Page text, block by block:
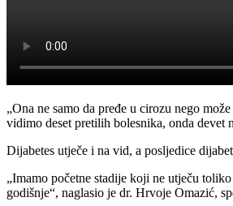
„Ona ne samo da pređe u cirozu nego
vidimo deset pretilih bolesnika, onda
Dijabetes utječe i na vid, a posljedice
„Imamo početne stadije koji ne utječu
godišnje“, naglasio je dr. Hrvoje Omazić,